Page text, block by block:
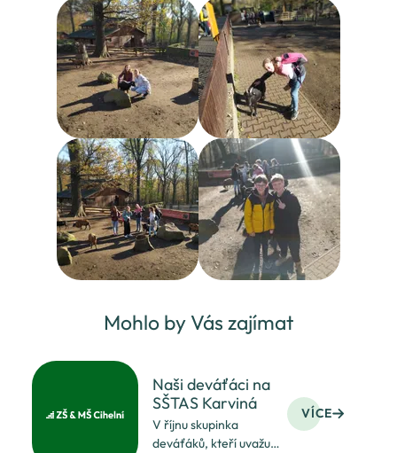
Mohlo by Vás zajímat
Naši deváťáci na
SŠTAS Karviná
V říjnu skupinka
deváťáků, kteří uvažují
VÍCE